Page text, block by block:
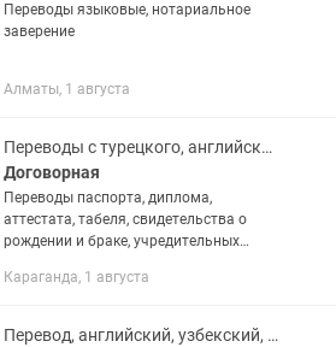
Переводы языковые, нотариальное
заверение
Алматы, 1 августа
Переводы с турецкого, английского и других иностранных языков
Договорная
Переводы паспорта, диплома,
аттестата, табеля, свидетельства о
рождении и браке, учредительных
английский, русский, казахский,
Караганда, 1 августа
Перевод, английский, узбекский, китайский, арабский